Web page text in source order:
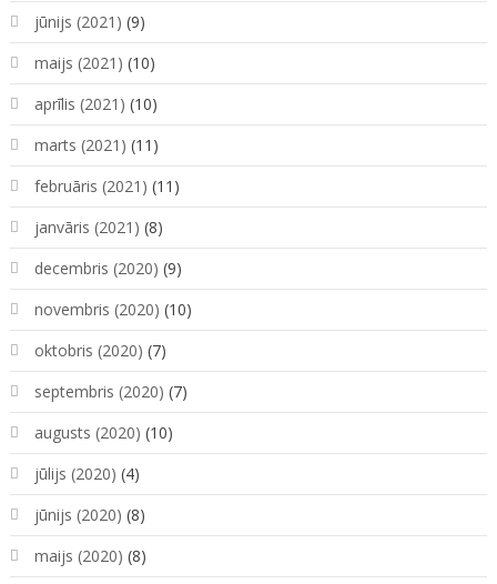
jūnijs (2021) (9)
maijs (2021) (10)
aprīlis (2021) (10)
marts (2021) (11)
februāris (2021) (11)
janvāris (2021) (8)
decembris (2020) (9)
novembris (2020) (10)
oktobris (2020) (7)
septembris (2020) (7)
augusts (2020) (10)
jūlijs (2020) (4)
jūnijs (2020) (8)
maijs (2020) (8)